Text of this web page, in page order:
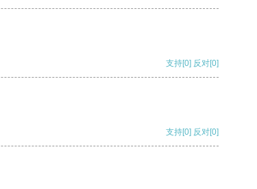
支持[0] 反对[0]
支持[0] 反对[0]